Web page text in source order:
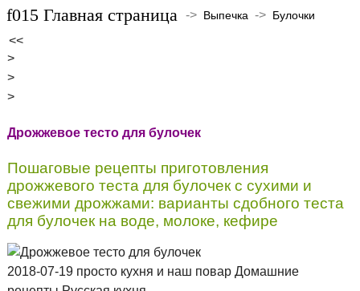
Главная страница -> Выпечка -> Булочки
<<
>
>
>
Дрожжевое тесто для булочек
Пошаговые рецепты приготовления
дрожжевого теста для булочек с сухими и
свежими дрожжами: варианты сдобного теста
для булочек на воде, молоке, кефире
2018-07-19 просто кухня и наш повар Домашние